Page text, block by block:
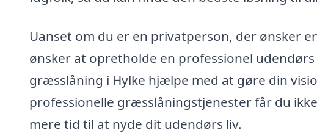
Uanset om du er en privatperson, der ønsker
ønsker at opretholde en professionel
græsslåning i Hylke hjælpe med at gøre din
professionelle græsslåningstjenester får du
mere tid til at nyde dit udendørs liv.